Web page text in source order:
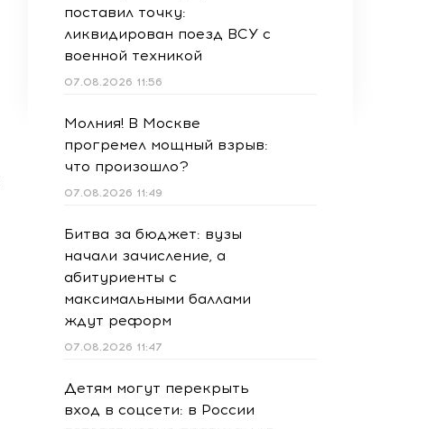
поставил точку:
ликвидирован поезд ВСУ с
военной техникой
07.08.2026 11:56
Молния! В Москве
прогремел мощный взрыв:
что произошло?
07.08.2026 11:49
Битва за бюджет: вузы
начали зачисление, а
абитуриенты с
максимальными баллами
ждут реформ
07.08.2026 11:47
Детям могут перекрыть
вход в соцсети: в России